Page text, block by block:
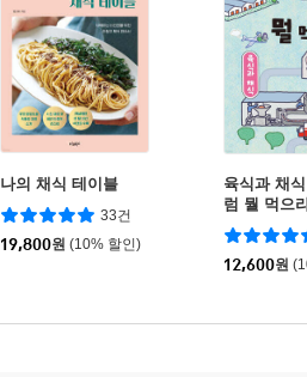
나의 채식 테이블
33건
19,800원 (10% 할인)
육식과 채
럼 뭘 먹으
12,600원